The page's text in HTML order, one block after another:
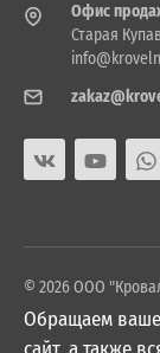
Офис
Старая
© 2026 ООО
Обращаем